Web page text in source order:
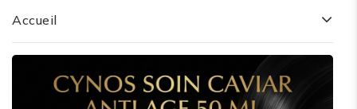
Accueil